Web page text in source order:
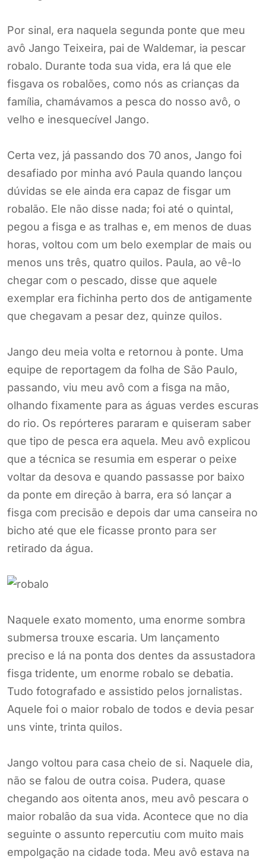
Por sinal, era naquela segunda ponte que meu
avô Jango Teixeira, pai de Waldemar, ia pescar
robalo. Durante toda sua vida, era lá que ele
fisgava os robalões, como nós as crianças da
família, chamávamos a pesca do nosso avô, o
velho e inesquecível Jango.
Certa vez, já passando dos 70 anos, Jango foi
desafiado por minha avó Paula quando lançou
dúvidas se ele ainda era capaz de fisgar um
robalão. Ele não disse nada; foi até o quintal,
pegou a fisga e as tralhas e, em menos de duas
horas, voltou com um belo exemplar de mais ou
menos uns três, quatro quilos. Paula, ao vê-lo
chegar com o pescado, disse que aquele
exemplar era fichinha perto dos de antigamente
que chegavam a pesar dez, quinze quilos.
Jango deu meia volta e retornou à ponte. Uma
equipe de reportagem da folha de São Paulo,
passando, viu meu avô com a fisga na mão,
olhando fixamente para as águas verdes escuras
do rio. Os repórteres pararam e quiseram saber
que tipo de pesca era aquela. Meu avô explicou
que a técnica se resumia em esperar o peixe
voltar da desova e quando passasse por baixo
da ponte em direção à barra, era só lançar a
fisga com precisão e depois dar uma canseira no
bicho até que ele ficasse pronto para ser
retirado da água.
Naquele exato momento, uma enorme sombra
submersa trouxe escaria. Um lançamento
preciso e lá na ponta dos dentes da assustadora
fisga tridente, um enorme robalo se debatia.
Tudo fotografado e assistido pelos jornalistas.
Aquele foi o maior robalo de todos e devia pesar
uns vinte, trinta quilos.
Jango voltou para casa cheio de si. Naquele dia,
não se falou de outra coisa. Pudera, quase
chegando aos oitenta anos, meu avô pescara o
maior robalão da sua vida. Acontece que no dia
seguinte o assunto repercutiu com muito mais
empolgação na cidade toda. Meu avô estava na